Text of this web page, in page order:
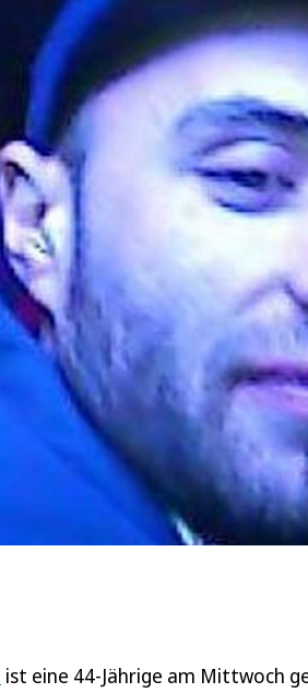
ist eine 44-Jährige am Mittwoch